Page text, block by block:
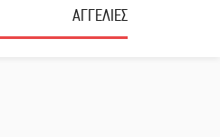
ΑΓΓΕΛΙΕΣ